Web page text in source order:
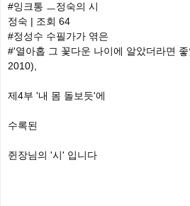
#잉크통 ㅡ정숙의 시
정숙 | 조회 64
#정성수 수필가가 엮은
#'열아홉 그 꽃다운 나이에 알았더라면
2010),
제4부 '내 몸 돌보듯'에
수록된
쥔장님의 '시' 입니다